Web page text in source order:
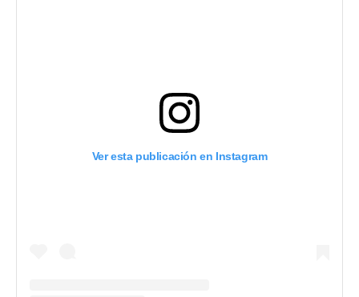
Ver esta publicación en Instagram